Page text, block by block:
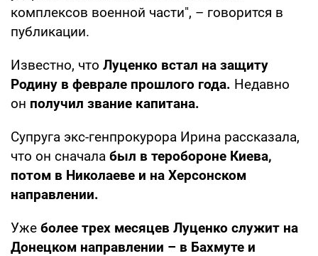
комплексов военной части", – говорится в
публикации.
Известно, что Луценко встал на защиту
Родину в феврале прошлого года. Недавно
он получил звание капитана.
Супруга экс-генпрокурора Ирина рассказала,
что он сначала был в теробороне Киева,
потом в Николаеве и на Херсонском
направлении.
Уже более трех месяцев Луценко служит на
Донецком направлении – в Бахмуте и